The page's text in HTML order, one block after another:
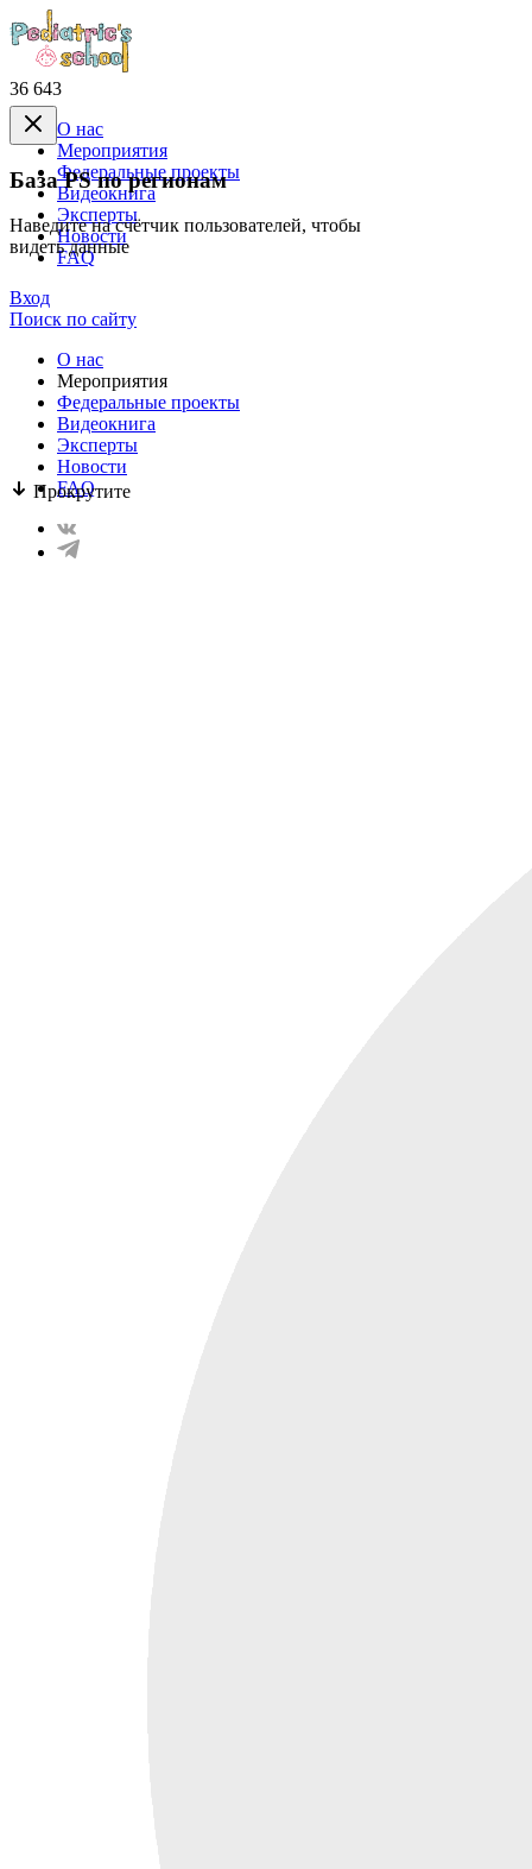
36 643
База PS по регионам
Наведите на счётчик пользователей, чтобы
видеть данные
Прокрутите
О нас
Mероприятия
Федеральные проекты
Видеокнига
Эксперты
Новости
FAQ
Вход
Поиск по сайту
О нас
Mероприятия
Федеральные проекты
Видеокнига
Эксперты
Новости
FAQ